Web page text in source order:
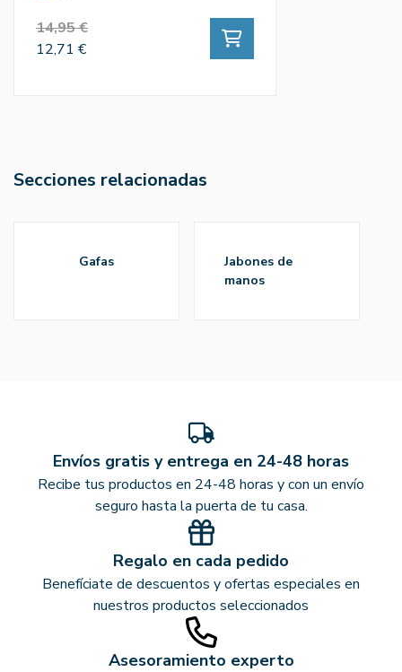
14,95 €
12,71 €
Secciones relacionadas
gafas
jabones de
manos
Envíos gratis y entrega en 24-48 horas
Recibe tus productos en 24-48 horas y con un envío
seguro hasta la puerta de tu casa.
Regalo en cada pedido
Benefíciate de descuentos y ofertas especiales en
nuestros productos seleccionados
Asesoramiento experto